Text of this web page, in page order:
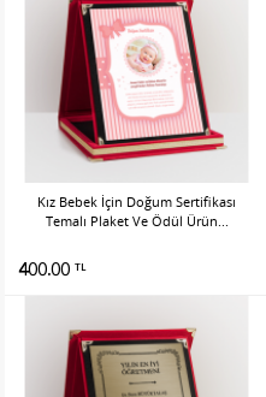
Kız Bebek İçin Doğum Sertifikası
Temalı Plaket Ve Ödül Ürün...
400.00 TL